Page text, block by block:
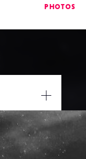
PHOTOS
0 mm
03 juin 2019
/
Fermer